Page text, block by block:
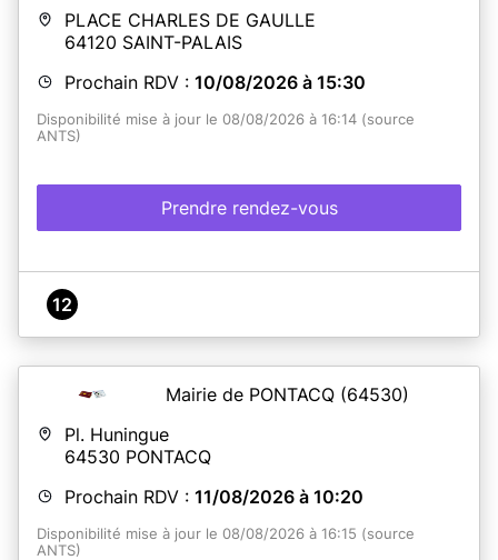
PLACE CHARLES DE GAULLE
64120 SAINT-PALAIS
Prochain RDV : 10/08/2026 à 15:30
Disponibilité mise à jour le 08/08/2026 à 16:14 (source
ANTS)
Prendre rendez-vous
12
Mairie de PONTACQ (64530)
Pl. Huningue
64530 PONTACQ
Prochain RDV : 11/08/2026 à 10:20
Disponibilité mise à jour le 08/08/2026 à 16:15 (source
ANTS)